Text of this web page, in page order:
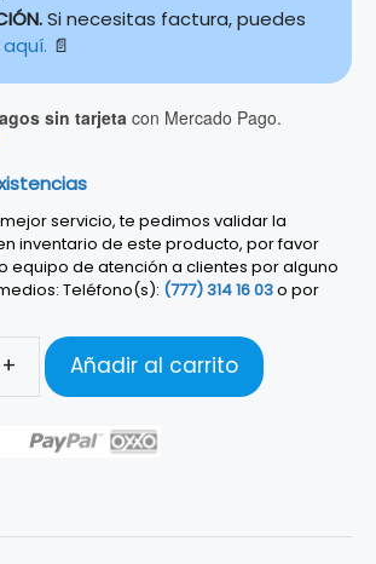
Si necesitas factura, puedes
aquí. 📄
sin tarjeta con Mercado Pago.
servicio, te pedimos validar la
inventario de este producto, por favor
equipo de atención a clientes por alguno
Teléfono(s): (777) 314 16 03o por
ENCORDADURA
CLASICA
NORMAL
+ Añadir al carrito